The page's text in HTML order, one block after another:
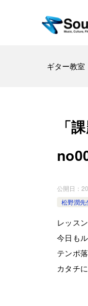
ギター教室
「
公開日：
松野潤先
レッス
今日も
テンポ
カタチ